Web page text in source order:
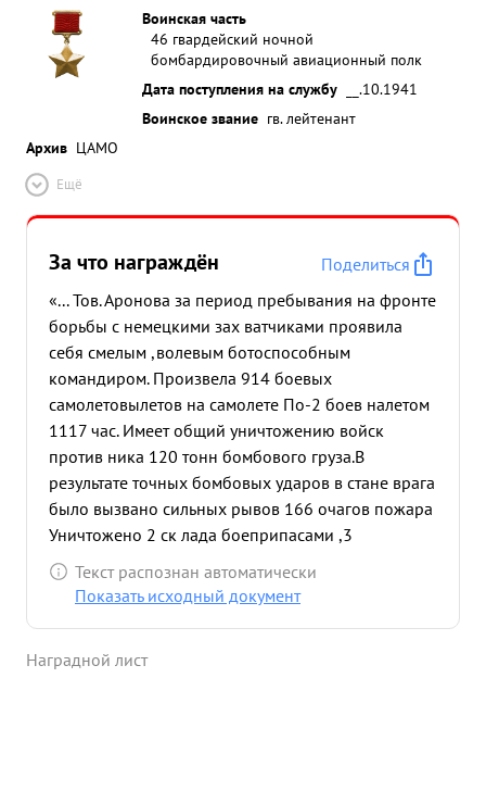
Воинская часть
46 гвардейский ночной
бомбардировочный авиационный полк
Дата поступления на службу
__.10.1941
Воинское звание гв. лейтенант
Архив ЦАМО
Ещё
За что награждён
Поделиться
«... Тов. Аронова за период пребывания на фронте
борьбы с немецкими зах ватчиками проявила
себя смелым ,волевым ботоспособным
командиром. Произвела 914 боевых
самолетовылетов на самолете По-2 боев налетом
1117 час. Имеет общий уничтожению войск
против ника 120 тонн бомбового груза.В
результате точных бомбовых ударов в стане врага
было вызвано сильных рывов 166 очагов пожара
Уничтожено 2 ск лада боеприпасами ,3
прожектор ора повреждено 3 переправы
противника ,подав 4-х бата рей.Уничт ожено 8
далеко свыше по неполным 0,5 миллиона да
Текст распознан автоматически
Показать исходный документ
Наградной лист